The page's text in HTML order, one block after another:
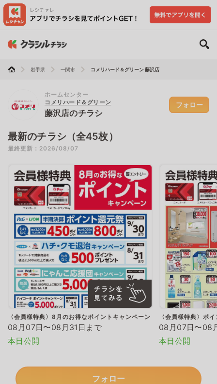
岩手県 一関市 コメリハード＆グリーン 藤沢店
ホームセンター
コメリハード＆グリーン
藤沢店のチラシ
フォロー
最新のチラシ（全45枚）
最終更新：2026/08/07
〈会員様特典〉8月のお得なポイントキャンペーン
08月07日〜08月31日まで
本日公開
〈会員様特典〉ポ
08月07日〜08
本日公開
フォロー